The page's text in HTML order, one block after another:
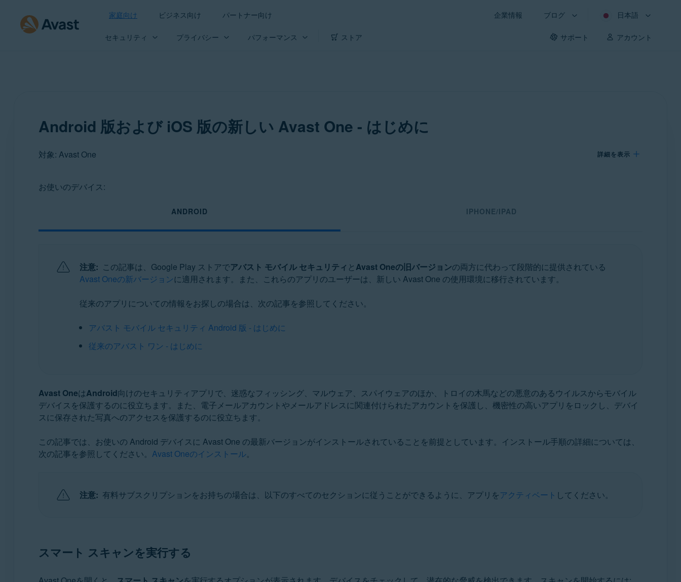
家庭向け ビジネス向け パートナー向け 企業情報 ブログ 日本語
セキュリティ プライバシー パフォーマンス ストア サポート アカウント
Android 版および iOS 版の新しい Avast One - はじめに
対象: Avast One 詳細を表示
オペレーティング システム:
お使いのデバイス:
ANDROID IPHONE/IPAD
注意: この記事は、Google Play ストアでアバスト モバイル セキュリティ と Avast Oneの旧バージョンの両方に代わって段階的に提供されている
Avast Oneの新バージョンに適用されます。また、これらのアプリのユーザーは、新しい Avast One の使用環境に移行されています。
従来のアプリについての情報をお探しの場合は、次の記事を参照してください。
アバスト モバイル セキュリティ Android 版 - はじめに
従来のアバスト ワン - はじめに
Avast OneはAndroid向けのセキュリティアプリで、迷惑なフィッシング、マルウェア、スパイウェアのほか、トロイの木馬などの悪意のあるウイルスからモバイル
デバイスを保護するのに役立ちます。また、電子メールアカウントやメールアドレスに関連付けられたアカウントを保護し、機密性の高いアプリをロックし、デバイ
スに保存された写真へのアクセスを保護するのに役立ちます。
この記事では、お使いの Android デバイスに Avast One の最新バージョンがインストールされていることを前提としています。インストール手順の詳細については、
次の記事を参照してください。 Avast Oneのインストール。
注意: 有料サブスクリプションをお持ちの場合は、以下のすべてのセクションに従うことができるように、アプリをアクティベート してください。
スマート スキャンを実行する